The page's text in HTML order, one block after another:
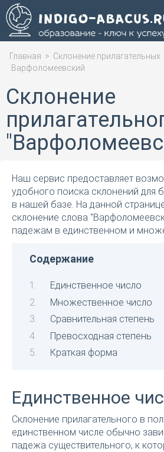
Главная > Склонение прилагательных
Варфоломеевский
Склонение
Наш сервис предоставляет
удобного поиска склонений для
в нашей базе. На данной
склонение слова
падежам в единственном и
Содержание
Единственное число
Множественное число
Сравнительная степень
Превосходная степень
Краткая форма
Единственное
Склонение прилагательного в
единственном числе обычно
падежа существительного, к